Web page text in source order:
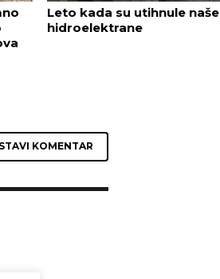
Leto kada su utihnule naše
hidroelektrane
KOMENTAR